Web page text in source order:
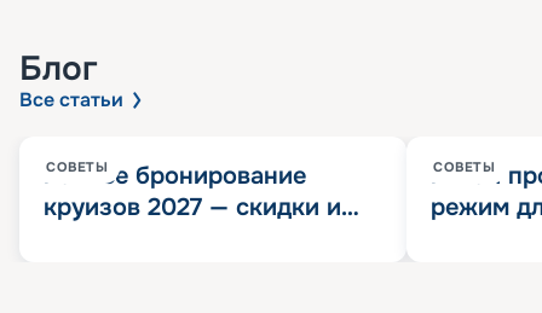
Блог
Все статьи
СОВЕТЫ
Раннее бронирование
круизов 2027 — скидки и
СОВЕТЫ
Китай
режим